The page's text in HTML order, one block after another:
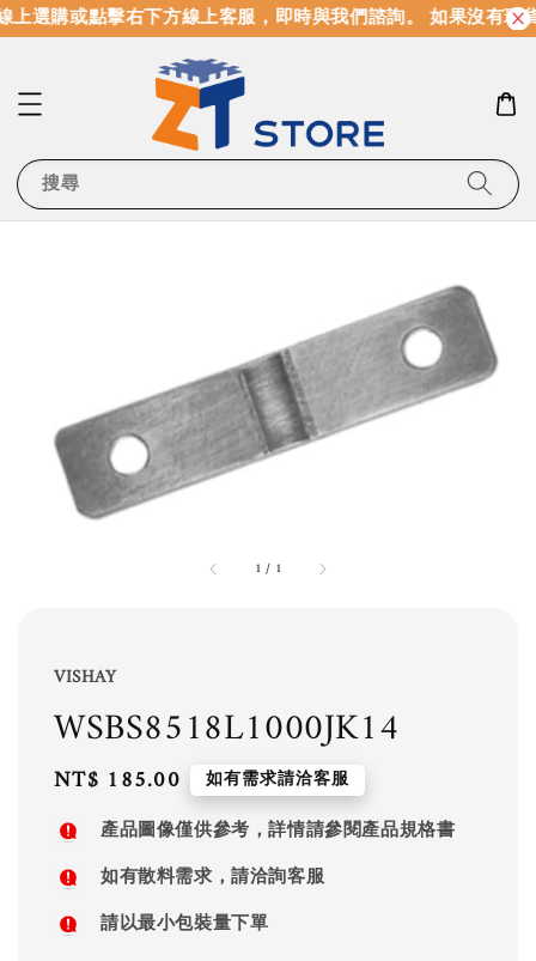
選購或點擊右下方線上客服，即時與我們諮詢。 如果沒有現
搜尋
1 / 1
VISHAY
WSBS8518L1000JK14
Regular
price
NT$ 185.00 如有需求請洽客服
產品圖像僅供參考，詳情請參閱產品規格書
如有散料需求，請洽詢客服
請以最小包裝量下單